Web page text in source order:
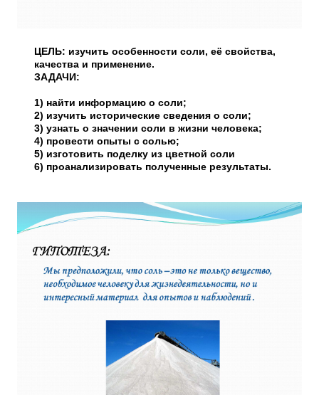
ЦЕЛЬ: изучить особенности соли, её свойства,
качества и применение.
ЗАДАЧИ:
1) найти информацию о соли;
2) изучить исторические сведения о соли;
3) узнать о значении соли в жизни человека;
4) провести опыты с солью;
5) изготовить поделку из цветной соли
6) проанализировать полученные результаты.